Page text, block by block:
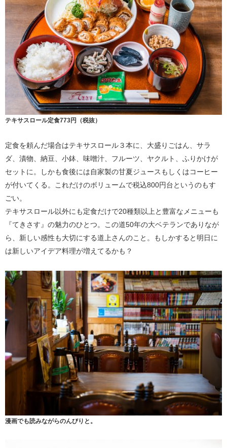
テキサスロール定食773円（税抜）
定食を頼んだ場合はテキサスロール３本に、大盛りごはん、サラ
ダ、漬物、納豆、小鉢、味噌汁、フルーツ、ヤクルト、ふりかけが
セットに。しかも食後には自家製の甘夏ジュースもしくはコーヒー
が付いてくる。これだけのボリュームで税込800円台というのもす
ごい。
テキサスロール以外にも定食だけで20種類以上と豊富なメニューも
『てきさす』の魅力のひとつ。この道50年の大ベテランでありなが
ら、新しい感性も大切にする道上さんのこと。もしかすると明日に
は新しいアイデア料理が増えてるかも？
漫画でも読みながらのんびりと。